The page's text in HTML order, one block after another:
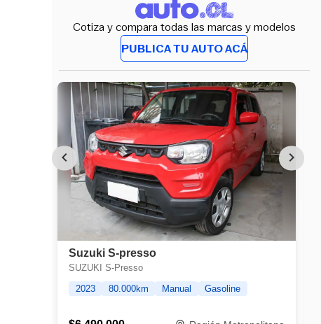
Cotiza y compara todas las marcas y modelos
PUBLICA TU AUTO ACÁ